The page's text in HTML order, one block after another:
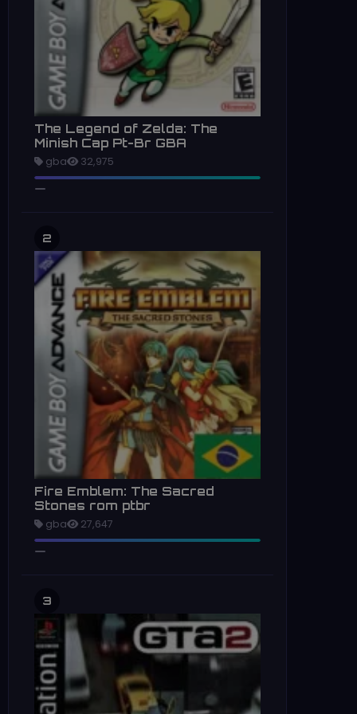
The Legend of Zelda: The
Minish Cap Pt-Br GBA
gba 32,975
2
Fire Emblem: The Sacred
Stones rom ptbr
gba 27,647
3